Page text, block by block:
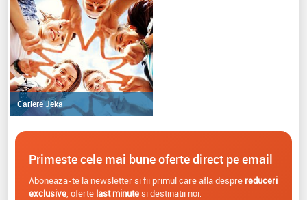
Cariere Jeka
Primeste cele mai bune oferte direct pe email
Aboneaza-te la newsletter si fii primul care afla despre reduceri
exclusive, oferte last minutesi destinatii noi.